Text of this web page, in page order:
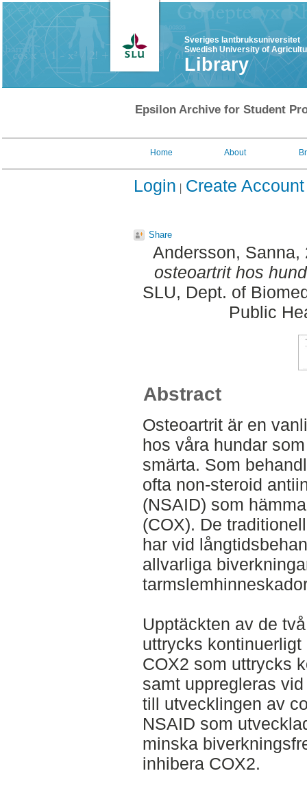
Sveriges lantbruksuniversitet
Swedish University of
Library
Epsilon Archive for Student
Home About
Login Create Account
Share
Andersson, Sanna,
osteoartrit hos
SLU, Dept. of
Public
Abstract
Osteoartrit är en
hos våra hundar
smärta. Som
ofta non-steroid
(NSAID) som
(COX). De
har vid
allvarliga
Upptäckten av de
uttrycks
COX2 som uttrycks
samt uppregleras
till utvecklingen av
NSAID som
minska
inhibera COX2.